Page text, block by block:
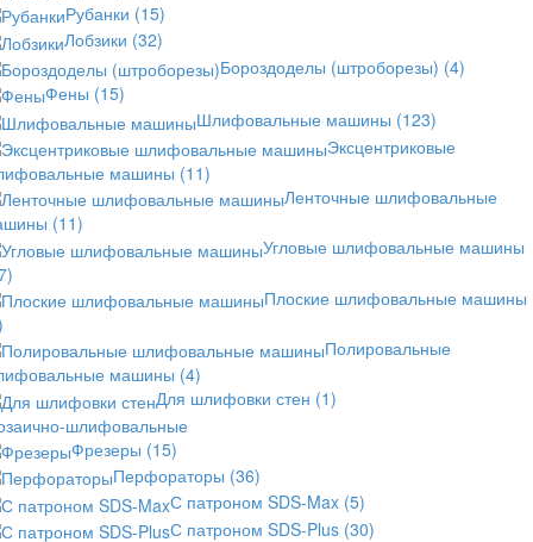
Рубанки (15)
Лобзики (32)
Бороздоделы (штроборезы) (4)
Фены (15)
Шлифовальные машины (123)
Эксцентриковые
машины (11)
Ленточные шлифовальные
(11)
Угловые шлифовальные машины
Плоские шлифовальные машины
Полировальные
машины (4)
Для шлифовки стен (1)
шлифовальные
Фрезеры (15)
Перфораторы (36)
С патроном SDS-Max (5)
С патроном SDS-Plus (30)